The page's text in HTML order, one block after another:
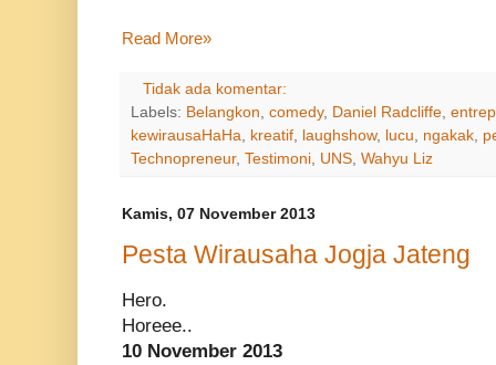
Read More»
Tidak ada komentar:
Labels: Belangkon comedy, Daniel Radcliffe
kewirausaHaHa
kreatif laughshow, lucu ngakak
Technopreneur, Testimoni UNS Wahyu Liz
Kamis, 07 November 2013
Pesta Wirausaha Jogja Jateng
Hero.
Horeee..
10 November 2013